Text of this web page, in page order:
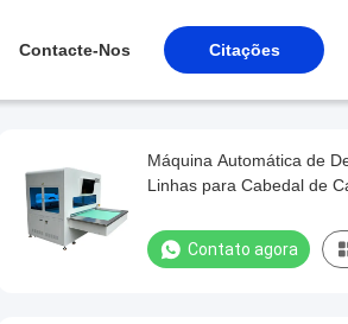
Contacte-Nos Citações
Máquina Automática de
Linhas para Cabedal de
Fluorescente UV para
Tinta Precisa
Contato agora